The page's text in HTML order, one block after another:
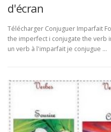
d'écran
Télécharger Conjuguer Imparfait
the imperfect i conjugate the verb
un verb à l'imparfait je conjugue …